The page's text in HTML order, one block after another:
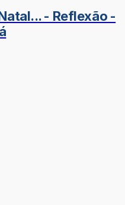
- Reflexão -